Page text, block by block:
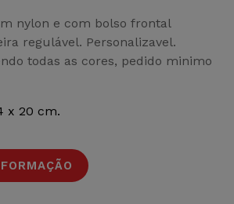
nylon e com bolso frontal
regulável. Personalizavel.
todas as cores, pedido minimo
x 20 cm.